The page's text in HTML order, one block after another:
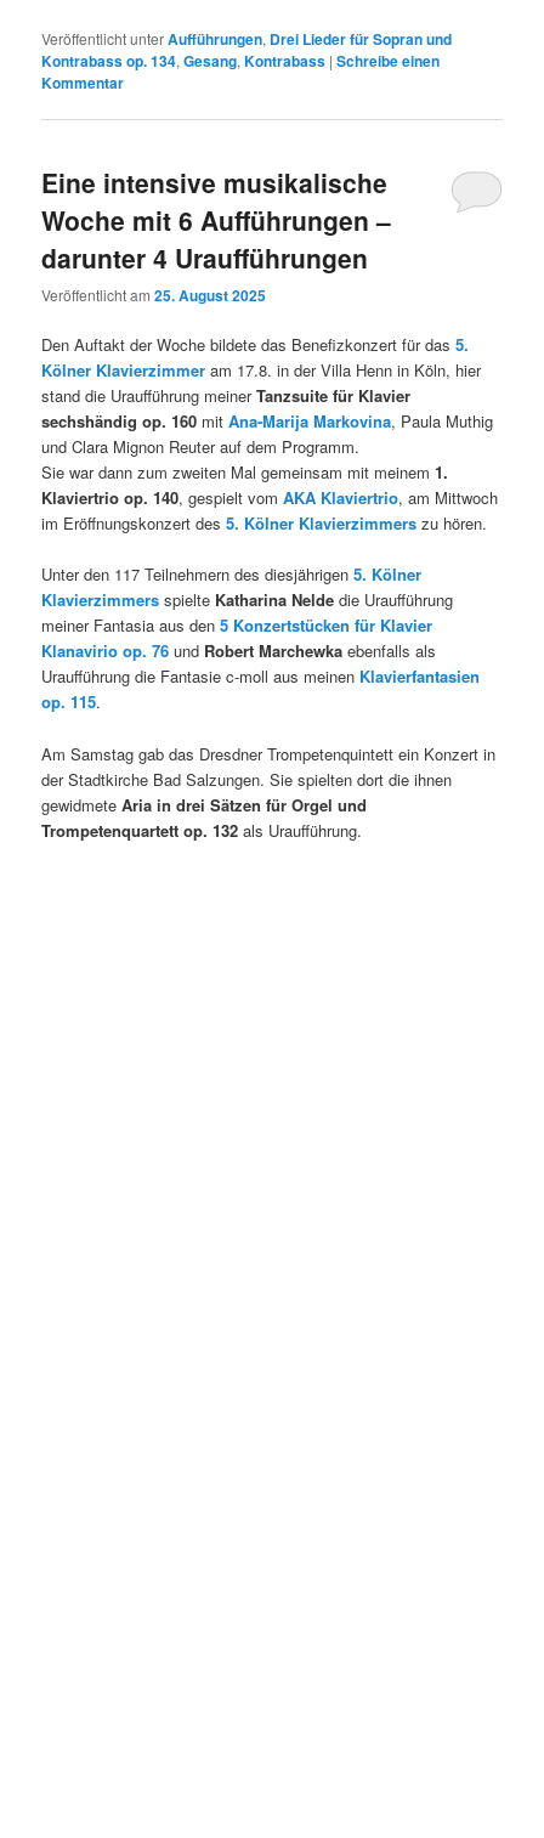
Veröffentlicht unterAufführungen, Drei Lieder für Sopran und
Kontrabass op. 134,Gesang,Kontrabass |Schreibe einen
Kommentar
Eine intensive musikalische
Woche mit 6 Aufführungen –
darunter 4 Uraufführungen
Veröffentlicht am25. August 2025
Den Auftakt der Woche bildete das Benefizkonzert für das5.
Kölner Klavierzimmer am 17.8. in der Villa Henn in Köln, hier
stand die Uraufführung meinerTanzsuite für Klavier
sechshändig op. 160 mitAna-Marija Markovina, Paula Muthig
und Clara Mignon Reuter auf dem Programm.
Sie war dann zum zweiten Mal gemeinsam mit meinem1.
Klaviertrio op. 140, gespielt vom AKA Klaviertrio, am Mittwoch
im Eröffnungskonzert des5. Kölner Klavierzimmers zu hören.
Unter den 117 Teilnehmern des diesjährigen5. Kölner
Klavierzimmers spielte Katharina Nelde die Uraufführung
meiner Fantasia aus den5 Konzertstücken für Klavier
Klanavirio op. 76 und Robert Marchewka ebenfalls als
Uraufführung die Fantasie c-moll aus meinen Klavierfantasien
op. 115.
Am Samstag gab das Dresdner Trompetenquintett ein Konzert in
der Stadtkirche Bad Salzungen. Sie spielten dort die ihnen
gewidmeteAria in drei Sätzen für Orgel und
Trompetenquartett op. 132 als Uraufführung.